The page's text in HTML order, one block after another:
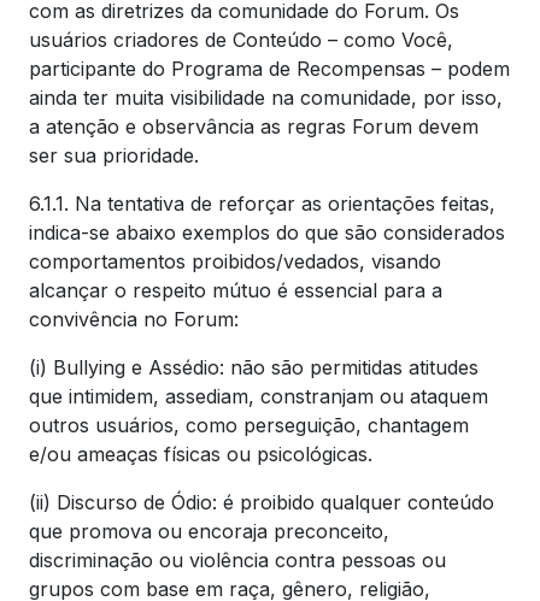
com as diretrizes da comunidade do Forum. Os
usuários criadores de Conteúdo – como Você,
participante do Programa de Recompensas – podem
ainda ter muita visibilidade na comunidade, por isso,
a atenção e observância as regras Forum devem
ser sua prioridade.
6.1.1. Na tentativa de reforçar as orientações feitas,
indica-se abaixo exemplos do que são considerados
comportamentos proibidos/vedados, visando
alcançar o respeito mútuo é essencial para a
convivência no Forum:
(i) Bullying e Assédio: não são permitidas atitudes
que intimidem, assediam, constranjam ou ataquem
outros usuários, como perseguição, chantagem
e/ou ameaças físicas ou psicológicas.
(ii) Discurso de Ódio: é proibido qualquer conteúdo
que promova ou encoraja preconceito,
discriminação ou violência contra pessoas ou
grupos com base em raça, gênero, religião,